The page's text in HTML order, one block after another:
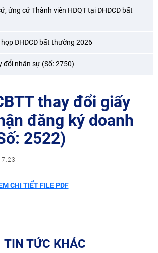
ứng cử Thành viên HĐQT tại ĐHĐCĐ bất
ĐHĐCĐ bất thường 2026
đổi nhân sự (Số: 2750)
thay đổi giấy
đăng ký doanh
2522)
CHI TIẾT FILE PDF
TIN TỨC KHÁC